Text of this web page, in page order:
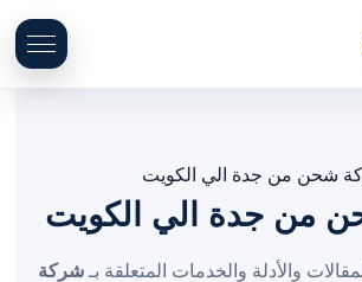
شحن من جدة الي الكويت
من جدة الي الكويت
والأدلة والخدمات المتعلقة بـشركة